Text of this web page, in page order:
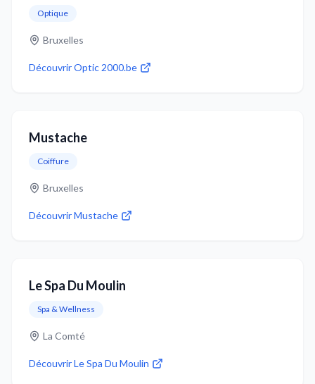
Optique
Bruxelles
DécouvrirOptic 2000.be
Mustache
Coiffure
Bruxelles
DécouvrirMustache
Le Spa Du Moulin
Spa & Wellness
La Comté
DécouvrirLe Spa Du Moulin